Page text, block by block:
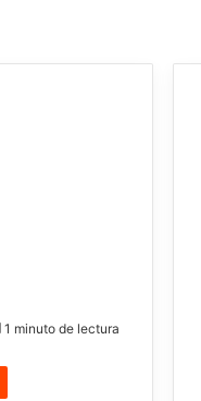
1 minuto de lectura